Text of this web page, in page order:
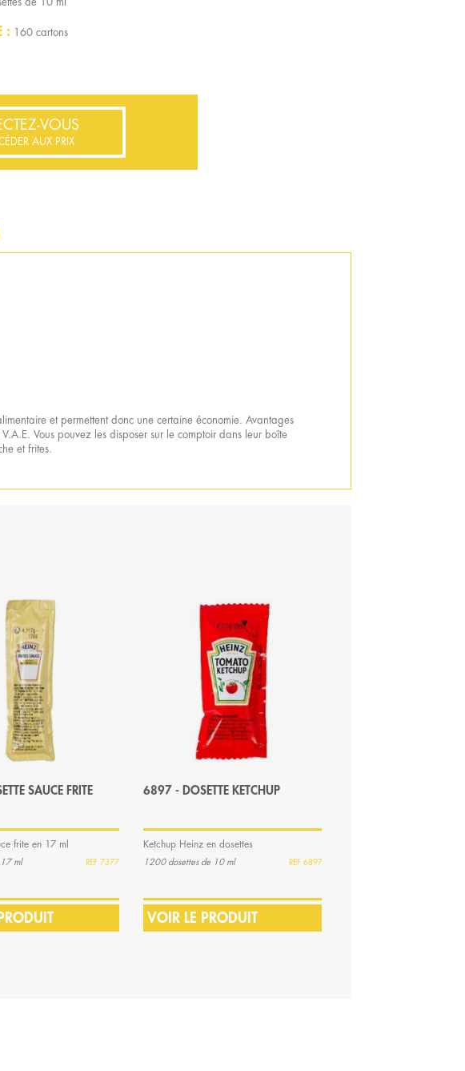
160 cartons
VOUS
AUX PRIX
et permettent donc une certaine économie. Avantages
Vous pouvez les disposer sur le comptoir dans leur boîte
et frites.
SAUCE FRITE
frite en 17 ml
ml 7377
6897 - DOSETTE KETCHUP
Ketchup Heinz en dosettes
1200 dosettes de 10 ml 6897
VOIR LE PRODUIT